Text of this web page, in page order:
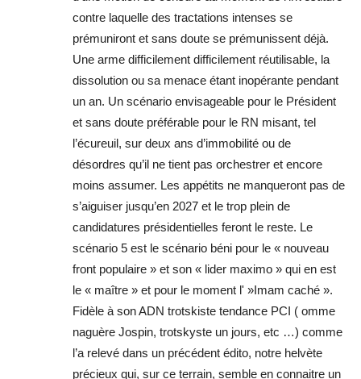
contre laquelle des tractations intenses se
prémuniront et sans doute se prémunissent déjà.
Une arme difficilement difficilement réutilisable, la
dissolution ou sa menace étant inopérante pendant
un an. Un scénario envisageable pour le Président
et sans doute préférable pour le RN misant, tel
l’écureuil, sur deux ans d’immobilité ou de
désordres qu’il ne tient pas orchestrer et encore
moins assumer. Les appétits ne manqueront pas de
s’aiguiser jusqu’en 2027 et le trop plein de
candidatures présidentielles feront le reste. Le
scénario 5 est le scénario béni pour le « nouveau
front populaire » et son « lider maximo » qui en est
le « maître » et pour le moment l' »Imam caché ».
Fidèle à son ADN trotskiste tendance PCI ( omme
naguère Jospin, trotskyste un jours, etc …) comme
l’a relevé dans un précédent édito, notre helvète
précieux qui, sur ce terrain, semble en connaitre un